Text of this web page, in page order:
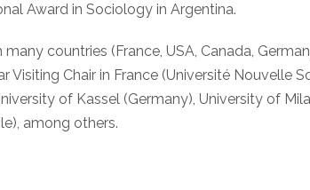
Award in Sociology in Argentina.
countries (France, USA, Canada,
Visiting Chair in France (Université Nouvelle
of Kassel (Germany), University of
among others.